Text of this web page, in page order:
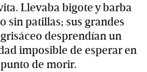
Llevaba bigote y barba
sin patillas; sus grandes
desprendían un
imposible de esperar en
de morir.